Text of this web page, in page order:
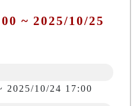
~ 2025/10/25
2025/10/24 17:00